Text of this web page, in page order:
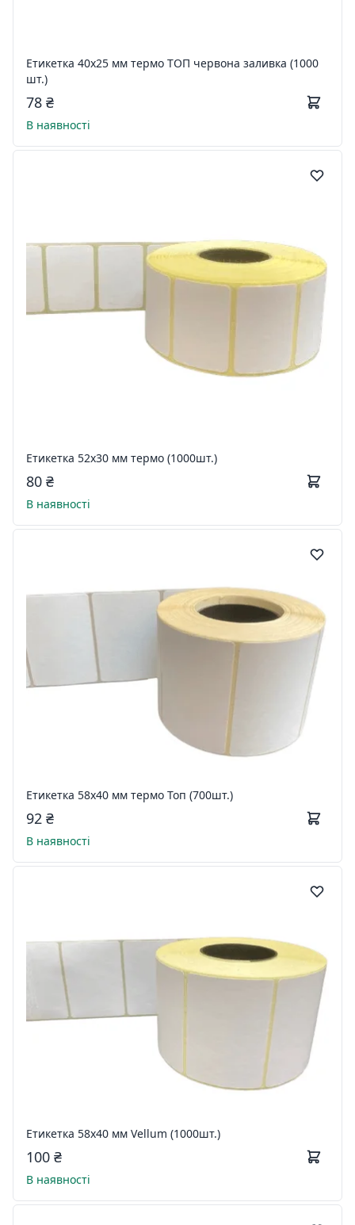
Етикетка 40х25 мм термо ТОП червона заливка (1000
шт.)
78 ₴
В наявності
Етикетка 52х30 мм термо (1000шт.)
80 ₴
В наявності
Етикетка 58х40 мм термо Топ (700шт.)
92 ₴
В наявності
Етикетка 58х40 мм Vellum (1000шт.)
100 ₴
В наявності